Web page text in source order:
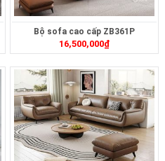
Bộ sofa cao cấp ZB361P
16,500,000₫